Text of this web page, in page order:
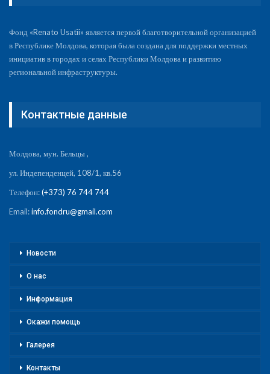
Фонд «Renato Usatîi» является первой благотворительной организацией
в Республике Молдова, которая была создана для поддержки местных
инициатив в городах и селах Республики Молдова и развитию
региональной инфраструктуры.
Контактные данные
Молдова, мун. Бельцы ,
ул. Индепенденцей, 108/1, кв.56
Телефон:(+373) 76 744 744
Email:info.fondru@gmail.com
Новости
О нас
Информация
Окажи помощь
Галерея
Контакты